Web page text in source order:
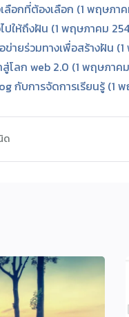
ลือกที่ต้องเลือก (1 พฤษภา
ปให้ถึงฝัน (1 พฤษภาคม
ายร่วมทางเพื่อสร้างฝัน
โลก web 2.0 (1 พฤษภาค
กับการจัดการเรียนรู้ (1
ด